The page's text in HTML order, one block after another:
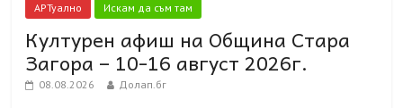
АРТуално Искам да съм там
Културен афиш на Община Стара
Загора – 10-16 август 2026г.
08.08.2026 Долап.бг